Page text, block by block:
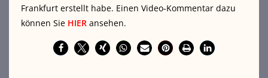
Frankfurt erstellt habe. Einen Video-Kommentar dazu
können Sie HIER ansehen.